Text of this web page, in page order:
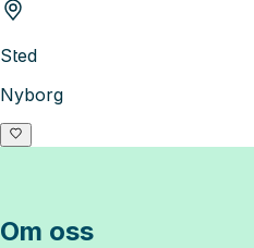
Sted
Nyborg
Om oss